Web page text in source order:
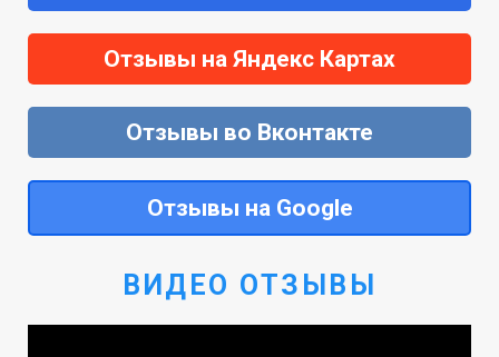
Отзывы на Яндекс Картах
Отзывы во Вконтакте
Отзывы на Google
ВИДЕО ОТЗЫВЫ